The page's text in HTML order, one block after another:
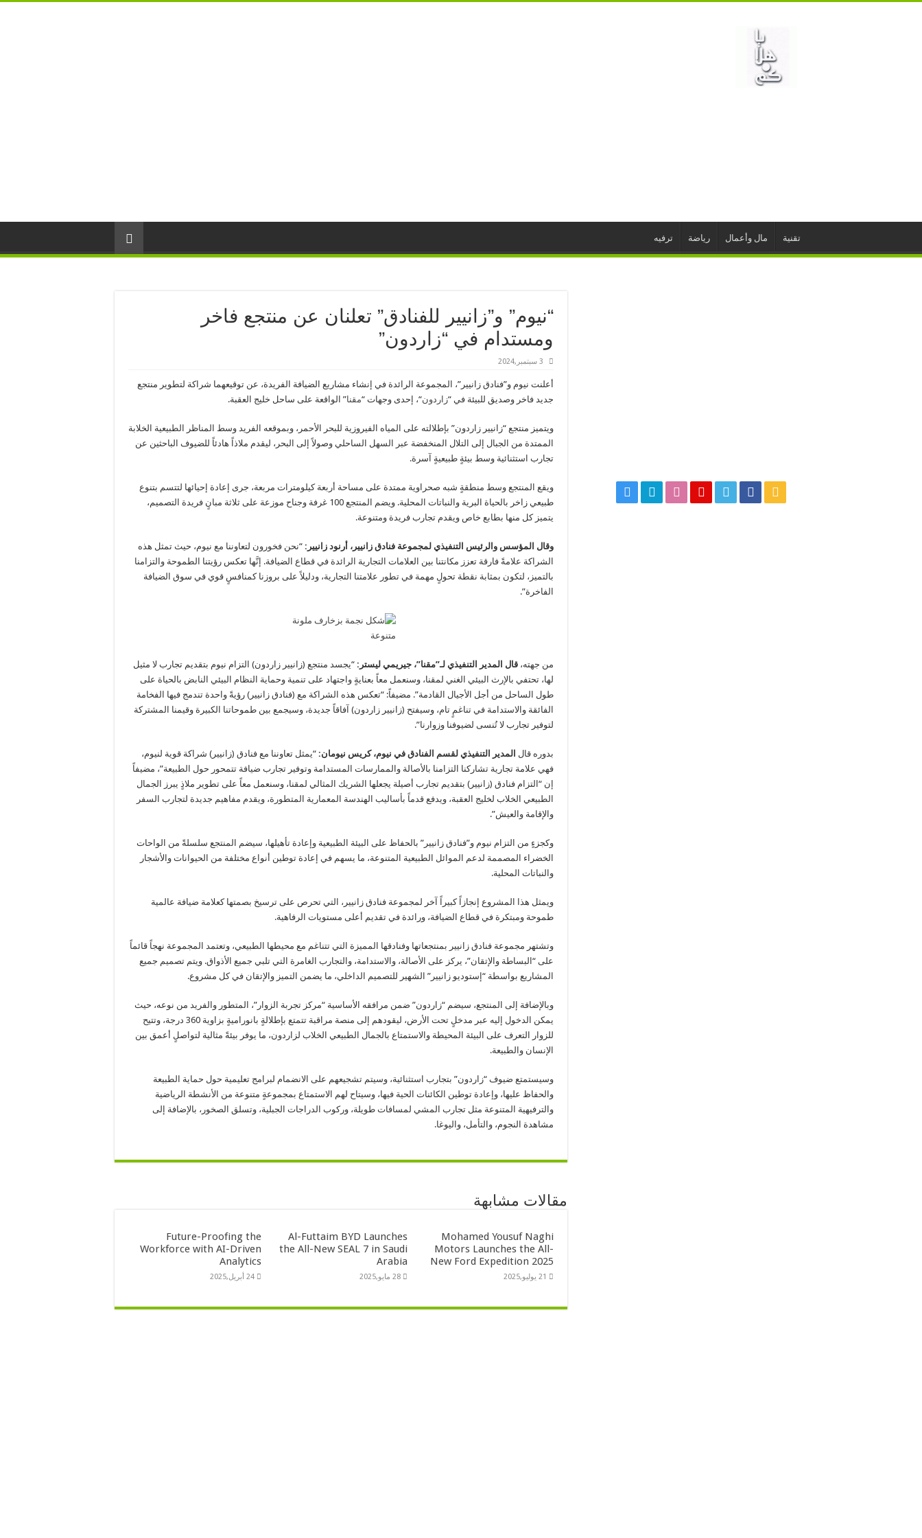
تقنية مال وأعمال رياضة ترفيه
“نيوم” و”زانيير للفنادق” تعلنان عن منتجع فاخر
ومستدام في “زاردون”
3 سبتمبر,2024
أعلنت نيوم و”فنادق زانيير”، المجموعة الرائدة في إنشاء مشاريع الضيافة الفريدة، عن توقيعهما شراكة لتطوير منتجع
جديد فاخر وصديق للبيئة في “زاردون“، إحدى وجهات “مقنا” الواقعة على ساحل خليج العقبة.
ويتميز منتجع “زانيير زاردون” بإطلالته على المياه الفيروزية للبحر الأحمر، وبموقعه الفريد وسط المناظر الطبيعية الخلابة
الممتدة من الجبال إلى التلال المنخفضة عبر السهل الساحلي وصولاً إلى البحر، ليقدم ملاذاً هادئاً للضيوف الباحثين عن
تجارب استثنائية وسط بيئةٍ طبيعيةٍ آسرة.
ويقع المنتجع وسط منطقةٍ شبه صحراوية ممتدة على مساحة أربعة كيلومترات مربعة، جرى إعادة إحيائها لتتسم بتنوع
طبيعي زاخر بالحياة البرية والنباتات المحلية. ويضم المنتجع 100 غرفة وجناح موزعة على ثلاثة مبانٍ فريدة التصميم،
يتميز كل منها بطابع خاص ويقدم تجارب فريدة ومتنوعة.
وقال المؤسس والرئيس التنفيذي لمجموعة فنادق زانيير، أرنود زانيير: “نحن فخورون لتعاوننا مع نيوم، حيث تمثل هذه
الشراكة علامةً فارقة تعزز مكانتنا بين العلامات التجارية الرائدة في قطاع الضيافة. إنَّها تعكس رؤيتنا الطموحة والتزامنا
بالتميز، لتكون بمثابة نقطة تحولٍ مهمة في تطور علامتنا التجارية، ودليلاً على بروزنا كمنافسٍ قوي في سوق الضيافة
الفاخرة”.
من جهته، قال المدير التنفيذي لـ”مقنا”، جيريمي ليستر: “يجسد منتجع (زانيير زاردون) التزام نيوم بتقديم تجارب لا مثيل
لها، تحتفي بالإرث البيئي الغني لمقنا، وسنعمل معاً بعنايةٍ واجتهاد على تنمية وحماية النظام البيئي النابض بالحياة على
طول الساحل من أجل الأجيال القادمة”. مضيفاً: “تعكس هذه الشراكة مع (فنادق زانيير) رؤيةً واحدة تندمج فيها الفخامة
الفائقة والاستدامة في تناغمٍ تام، وسيفتح (زانيير زاردون) آفاقاً جديدة، وسيجمع بين طموحاتنا الكبيرة وقيمنا المشتركة
لتوفير تجارب لا تُنسى لضيوفنا وزوارنا”.
بدوره قال المدير التنفيذي لقسم الفنادق في نيوم، كريس نيومان: “يمثل تعاوننا مع فنادق (زانيير) شراكة قوية لنيوم،
فهي علامة تجارية تشاركنا التزامنا بالأصالة والممارسات المستدامة وتوفير تجارب ضيافة تتمحور حول الطبيعة”، مضيفاً
إن “التزام فنادق (زانيير) بتقديم تجارب أصيلة يجعلها الشريك المثالي لمقنا، وسنعمل معاً على تطوير ملاذٍ يبرز الجمال
الطبيعي الخلاب لخليج العقبة، ويدفع قدماً بأساليب الهندسة المعمارية المتطورة، ويقدم مفاهيم جديدة لتجارب السفر
والإقامة والعيش”.
وكجزءٍ من التزام نيوم و”فنادق زانيير” بالحفاظ على البيئة الطبيعية وإعادة تأهيلها، سيضم المنتجع سلسلةً من الواحات
الخضراء المصممة لدعم الموائل الطبيعية المتنوعة، ما يسهم في إعادة توطين أنواع مختلفة من الحيوانات والأشجار
والنباتات المحلية.
ويمثل هذا المشروع إنجازاً كبيراً آخر لمجموعة فنادق زانيير، التي تحرص على ترسيخ بصمتها كعلامة ضيافة عالمية
طموحة ومبتكرة في قطاع الضيافة، ورائدة في تقديم أعلى مستويات الرفاهية.
وتشتهر مجموعة فنادق زانيير بمنتجعاتها وفنادقها المميزة التي تتناغم مع محيطها الطبيعي، وتعتمد المجموعة نهجاً قائماً
على “البساطة والإتقان”، يركز على الأصالة، والاستدامة، والتجارب الغامرة التي تلبي جميع الأذواق. ويتم تصميم جميع
المشاريع بواسطة “إستوديو زانيير” الشهير للتصميم الداخلي، ما يضمن التميز والإتقان في كل مشروع.
وبالإضافة إلى المنتجع، سيضم “زاردون” ضمن مرافقه الأساسية “مركز تجربة الزوار”، المتطور والفريد من نوعه، حيث
يمكن الدخول إليه عبر مدخلٍ تحت الأرض، ليقودهم إلى منصة مراقبة تتمتع بإطلالةٍ بانوراميةٍ بزاوية 360 درجة، وتتيح
للزوار التعرف على البيئة المحيطة والاستمتاع بالجمال الطبيعي الخلاب لزاردون، ما يوفر بيئةً مثالية لتواصلٍ أعمق بين
الإنسان والطبيعة.
وسيستمتع ضيوف “زاردون” بتجارب استثنائية، وسيتم تشجيعهم على الانضمام لبرامج تعليمية حول حماية الطبيعة
والحفاظ عليها، وإعادة توطين الكائنات الحية فيها، وسيتاح لهم الاستمتاع بمجموعةٍ متنوعة من الأنشطة الرياضية
والترفيهية المتنوعة مثل تجارب المشي لمسافات طويلة، وركوب الدراجات الجبلية، وتسلق الصخور، بالإضافة إلى
مشاهدة النجوم، والتأمل، واليوغا.
مقالات مشابهة
Mohamed Yousuf Naghi
Motors Launches the All-
New Ford Expedition 2025
21 يوليو,2025
Al-Futtaim BYD Launches
the All-New SEAL 7 in Saudi
Arabia
28 مايو,2025
Future-Proofing the
Workforce with AI-Driven
Analytics
24 أبريل,2025